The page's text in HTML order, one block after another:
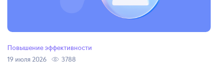
Повышение эффективности
19 июля 2026
3788